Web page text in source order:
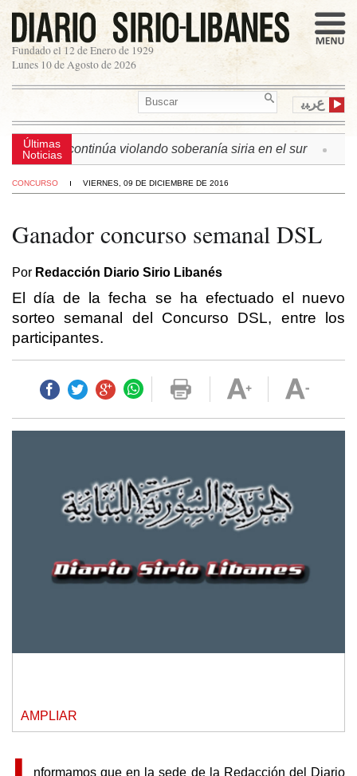
Fundado el 12 de Enero de 1929
Lunes 10 de Agosto de 2026
ﻉﺮﺒﻳ
Últimas
Noticias
israelí continúa violando soberanía siria en el sur
CONCURSO VIERNES, 09 DE DICIEMBRE DE 2016
Ganador concurso semanal DSL
Por Redacción Diario Sirio Libanés
El día de la fecha se ha efectuado el nuevo
sorteo semanal del Concurso DSL, entre los
participantes.
AMPLIAR
nformamos que en la sede de la Redacción del Diario